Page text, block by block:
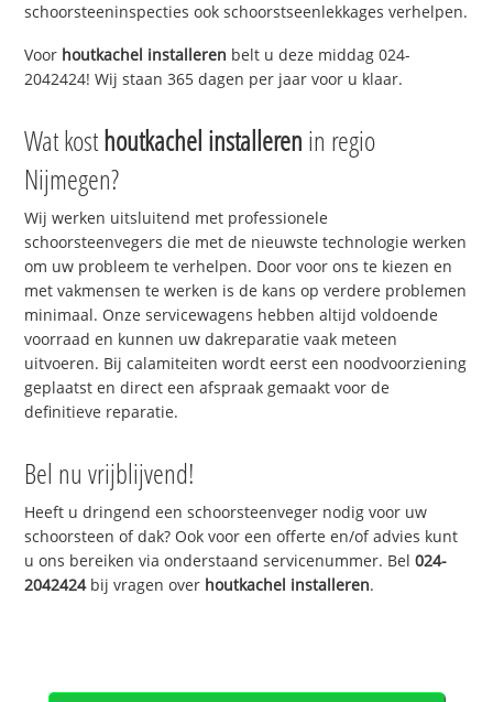
schoorsteeninspecties ook schoorstseenlekkages verhelpen.
Voor houtkachel installeren belt u deze middag 024-
2042424! Wij staan 365 dagen per jaar voor u klaar.
Wat kosthoutkachel installeren in regio
Nijmegen?
Wij werken uitsluitend met professionele
schoorsteenvegers die met de nieuwste technologie werken
om uw probleem te verhelpen. Door voor ons te kiezen en
met vakmensen te werken is de kans op verdere problemen
minimaal. Onze servicewagens hebben altijd voldoende
voorraad en kunnen uw dakreparatie vaak meteen
uitvoeren. Bij calamiteiten wordt eerst een noodvoorziening
geplaatst en direct een afspraak gemaakt voor de
definitieve reparatie.
Bel nu vrijblijvend!
Heeft u dringend een schoorsteenveger nodig voor uw
schoorsteen of dak? Ook voor een offerte en/of advies kunt
u ons bereiken via onderstaand servicenummer. Bel024-
2042424bij vragen over houtkachel installeren.